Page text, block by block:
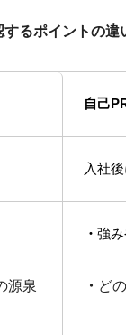
るポイントの違
自己
入社
源泉
・ 強
・ ど